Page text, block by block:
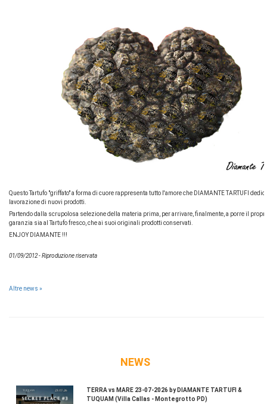
Questo Tartufo "griffato" a forma di cuore rappresenta tutto l'amore che DIAMANTE TARTUFI
lavorazione di nuovi prodotti.
Partendo dalla scrupolosa selezione della materia prima, per arrivare, finalmente, a porre il
garanzia sia al Tartufo fresco, che ai suoi originali prodotti conservati.
ENJOY DIAMANTE !!!
01/09/2012 - Riproduzione riservata
Altre news »
NEWS
TERRA vs MARE 23-07-2026 by DIAMANTE TARTUFI &
TUQUAM (Villa Callas - Montegrotto PD)